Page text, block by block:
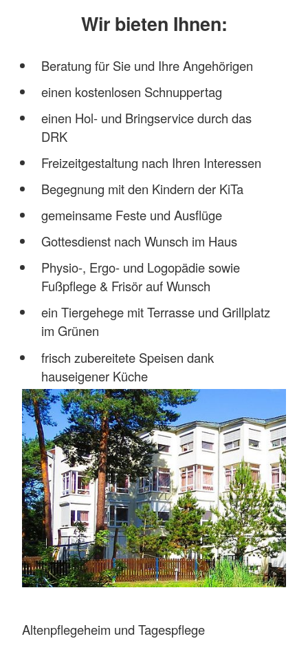
Wir bieten Ihnen:
Beratung für Sie und Ihre Angehörigen
einen kostenlosen Schnuppertag
einen Hol- und Bringservice durch das
DRK
Freizeitgestaltung nach Ihren Interessen
Begegnung mit den Kindern der KiTa
gemeinsame Feste und Ausflüge
Gottesdienst nach Wunsch im Haus
Physio-, Ergo- und Logopädie sowie
Fußpflege & Frisör auf Wunsch
ein Tiergehege mit Terrasse und Grillplatz
im Grünen
frisch zubereitete Speisen dank
hauseigener Küche
Altenpflegeheim und Tagespflege